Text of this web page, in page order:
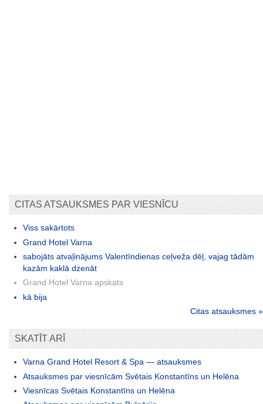
CITAS ATSAUKSMES PAR VIESNĪCU
Viss sakārtots
Grand Hotel Varna
sabojāts atvaļinājums Valentīndienas ceļveža dēļ, vajag tādām
kazām kaklā dzenāt
Grand Hotel Varna apskats
kā bija
Citas atsauksmes »
SKATĪT ARĪ
Varna Grand Hotel Resort & Spa — atsauksmes
Atsauksmes par viesnīcām Svētais Konstantīns un Helēna
Viesnīcas Svētais Konstantīns un Helēna